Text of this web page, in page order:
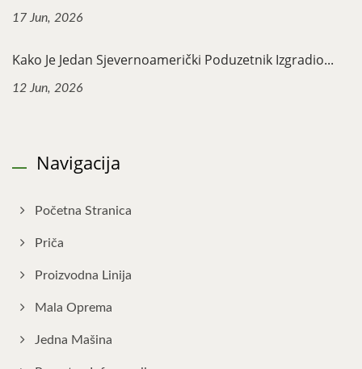
17 Jun, 2026
Kako Je Jedan Sjevernoamerički Poduzetnik Izgradio...
12 Jun, 2026
Navigacija
Početna Stranica
Priča
Proizvodna Linija
Mala Oprema
Jedna Mašina